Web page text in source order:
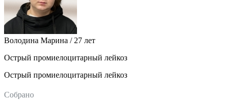
Володина Марина / 27 лет
Острый промиелоцитарный лейкоз
Острый промиелоцитарный лейкоз
Собрано